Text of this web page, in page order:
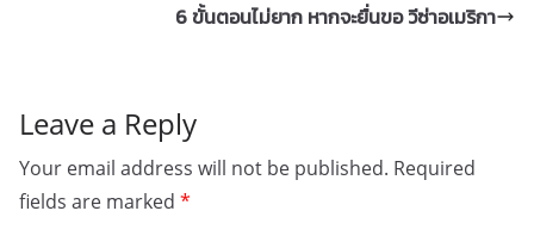
6 ขั้นตอนไม่ยาก หากจะยื่นขอ วีซ่าอเมริกา
Leave a Reply
Your email address will not be published. Required
fields are marked *